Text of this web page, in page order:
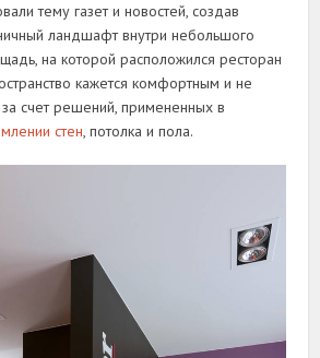
тему газет и новостей, создав
ландшафт внутри небольшого
на которой расположился ресторан
кажется комфортным и не
счет решений, примененных в
стен, потолка и пола.